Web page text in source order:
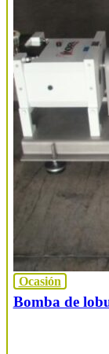
Ocasión
Bomba de